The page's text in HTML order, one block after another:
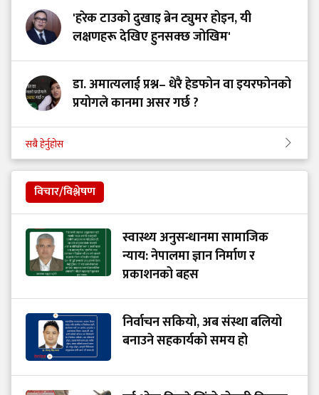
'हरेक टाउको दुखाइ ब्रेन ट्युमर होइन, यी
लक्षणहरू देखिए हुनसक्छ जोखिम'
डा. अमात्यलाई प्रश्न– धेरै हेडफोन वा इयरफोनको
प्रयोगले कानमा असर गर्छ ?
सबै हेर्नुहोस
विचार/विश्लेषण
स्वास्थ्य अनुसन्धानमा सामाजिक
न्याय: नेपालमा ज्ञान निर्माण र
प्रकाशनको बहस
निर्वाचन सकियो, अब संस्था बलियो
बनाउने सहकार्यको समय हो